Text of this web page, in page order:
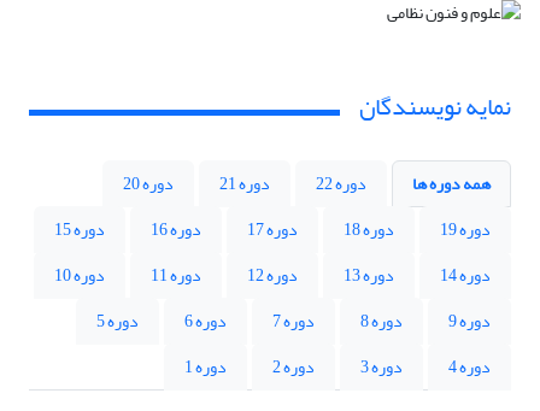
نمایه نویسندگان
همه دوره ها دوره 22 دوره 21
دوره 20
دوره 19
دوره 18 دوره 17 دوره 16
دوره 15
دوره 14
دوره 13 دوره 12 دوره 11
دوره 10
دوره 9
دوره 8 دوره 7 دوره 6
دوره 5
دوره 4
دوره 3 دوره 2
دوره 1